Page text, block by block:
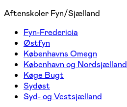
Aftenskoler Fyn/Sjælland
Fyn-Fredericia
Østfyn
Københavns Omegn
København og Nordsjælland
Køge Bugt
Sydøst
Syd- og Vestsjælland